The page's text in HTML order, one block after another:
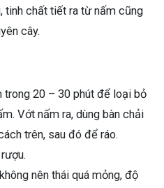
tinh chất tiết ra từ nấm cũng
cây.
trong 20 – 30 phút để loại bỏ
Vớt nấm ra, dùng bàn chải
trên, sau đó để ráo.
nên thái quá mỏng, độ